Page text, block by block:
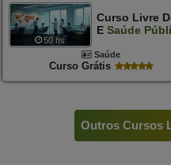
50 hs
Curso Livre
E Saúde
Saúde
Curso Grátis
Outros Cursos